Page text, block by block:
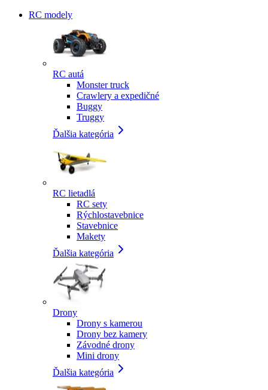
RC modely
RC autá
Monster truck
Crawlery a expedičné
Buggy
Truggy
Ďalšia kategória
RC lietadlá
RC sety
Rýchlostavebnice
Stavebnice
Makety
Ďalšia kategória
Drony
Drony s kamerou
Drony bez kamery
Závodné drony
Mini drony
Ďalšia kategória